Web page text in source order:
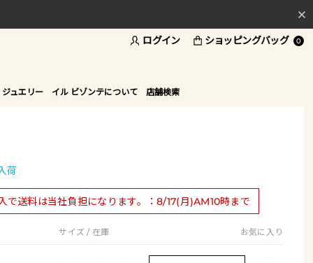
ログイン ショッピングバッグ 0
ュエリー イル ビゾンテについて 店舗検索
荷
で送料は当社負担になります。：8/17(月)AM10時まで
サイズ / 在庫 お気に入り